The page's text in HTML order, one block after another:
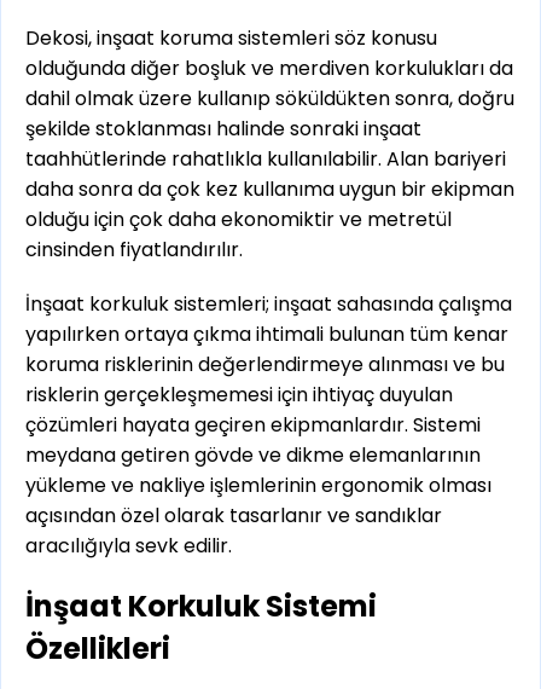
Dekosi, inşaat koruma sistemleri söz konusu
olduğunda diğer boşluk ve merdiven korkulukları da
dahil olmak üzere kullanıp söküldükten sonra, doğru
şekilde stoklanması halinde sonraki inşaat
taahhütlerinde rahatlıkla kullanılabilir. Alan bariyeri
daha sonra da çok kez kullanıma uygun bir ekipman
olduğu için çok daha ekonomiktir ve metretül
cinsinden fiyatlandırılır.
İnşaat korkuluk sistemleri; inşaat sahasında çalışma
yapılırken ortaya çıkma ihtimali bulunan tüm kenar
koruma risklerinin değerlendirmeye alınması ve bu
risklerin gerçekleşmemesi için ihtiyaç duyulan
çözümleri hayata geçiren ekipmanlardır. Sistemi
meydana getiren gövde ve dikme elemanlarının
yükleme ve nakliye işlemlerinin ergonomik olması
açısından özel olarak tasarlanır ve sandıklar
aracılığıyla sevk edilir.
İnşaat Korkuluk Sistemi
Özellikleri